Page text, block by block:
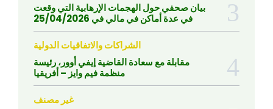
بيان صحفي حول الهجمات الإرهابية التي وقعت
في عدة أماكن في مالي في 25/04/2026
الشراكات والاتفاقيات الدولية
مقابلة مع سعادة القاضية إيفي أوور، رئيسة
منظمة فيم وايز – أفريقيا
غير مصنف